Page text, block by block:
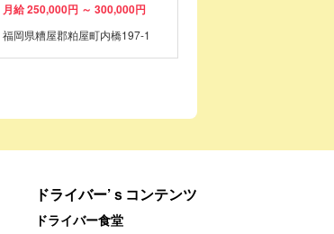
月給 250,000円 ～ 300,000円
福岡県糟屋郡粕屋町内橋197-1
ドライバー’ｓコンテンツ
ドライバー食堂